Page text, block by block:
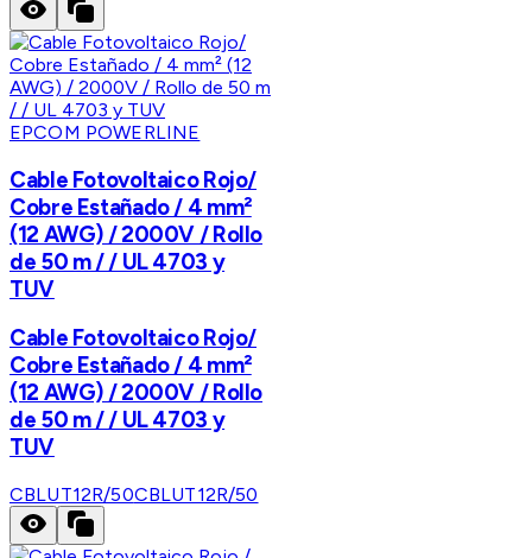
EPCOM POWERLINE
Cable Fotovoltaico Rojo/
Cobre Estañado / 4 mm²
(12 AWG) / 2000V / Rollo
de 50 m / / UL 4703 y
TUV
Cable Fotovoltaico Rojo/
Cobre Estañado / 4 mm²
(12 AWG) / 2000V / Rollo
de 50 m / / UL 4703 y
TUV
CBLUT12R/50CBLUT12R/50